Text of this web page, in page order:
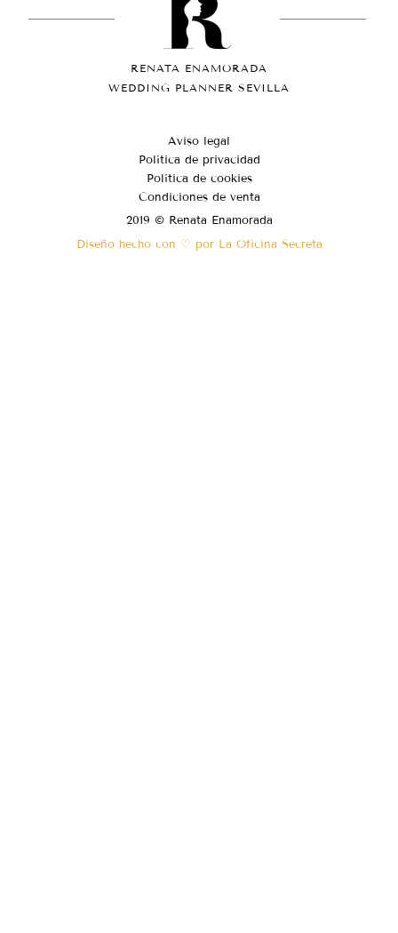
RENATA ENAMORADA
WEDDING PLANNER SEVILLA
Aviso legal
Política de privacidad
Política de cookies
Condiciones de venta
2019 © Renata Enamorada
Diseño hecho con ♡ por La Oficina Secreta